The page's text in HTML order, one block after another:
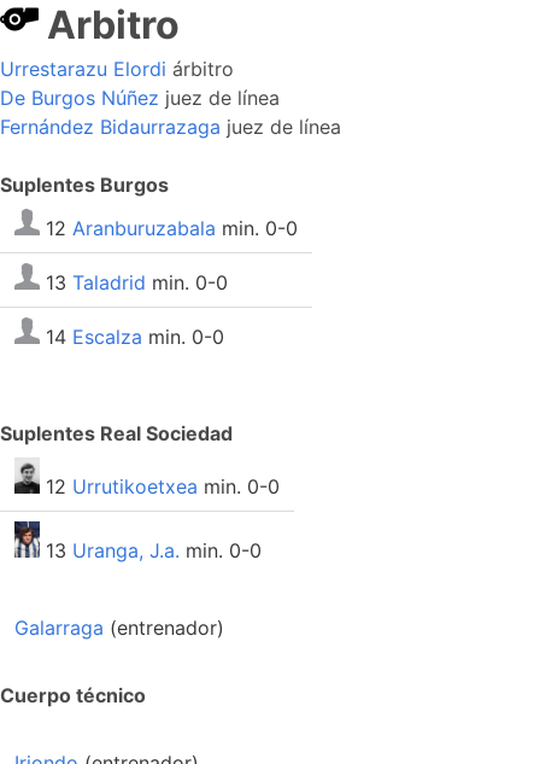
Arbitro
Urrestarazu Elordi árbitro
De Burgos Núñez juez de línea
Fernández Bidaurrazaga juez de línea
Suplentes Burgos
12 Aranburuzabala min. 0-0
13 Taladrid min. 0-0
14 Escalza min. 0-0
Suplentes Real Sociedad
12 Urrutikoetxea min. 0-0
13 Uranga, J.a. min. 0-0
Galarraga (entrenador)
Cuerpo técnico